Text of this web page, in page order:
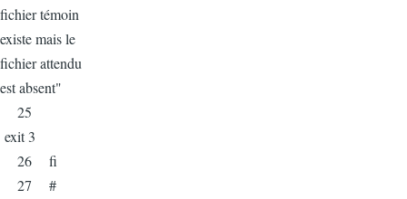
fichier témoin
existe mais le
fichier attendu
est absent"
25
exit 3
26 fi
27 #